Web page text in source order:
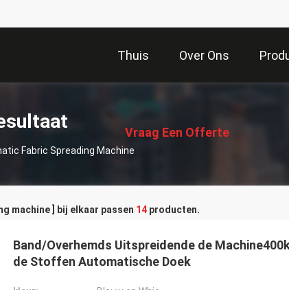
Thuis Over Ons
Vraag Een Offerte
Aan
Fabric Spreading Machine
machine ] bij elkaar passen 14 producten.
Band/Overhemds Uitspreidende de
de Stoffen Automatische Doek